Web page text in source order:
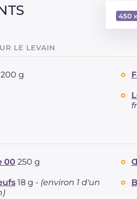
450
LE LEVAIN
200 g
00 250 g
18 g - (environ 1 d'un